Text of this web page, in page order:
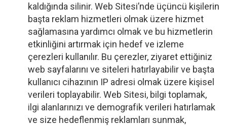
kaldığında silinir. Web Sitesi’nde üçüncü kişilerin
başta reklam hizmetleri olmak üzere hizmet
sağlamasına yardımcı olmak ve bu hizmetlerin
etkinliğini artırmak için hedef ve izleme
çerezleri kullanılır. Bu çerezler, ziyaret ettiğiniz
web sayfalarını ve siteleri hatırlayabilir ve başta
kullanıcı cihazının IP adresi olmak üzere kişisel
verileri toplayabilir. Web Sitesi, bilgi toplamak,
ilgi alanlarınızı ve demografik verileri hatırlamak
ve size hedeflenmiş reklamları sunmak,